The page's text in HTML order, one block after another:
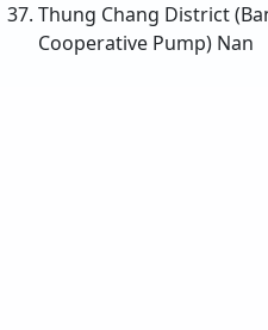
Thung Chang District
Cooperative Pump) Nan